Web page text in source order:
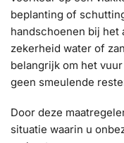
beplanting of
handschoenen bij het
zekerheid water of
belangrijk om het
geen smeulende
Door deze
situatie waarin u